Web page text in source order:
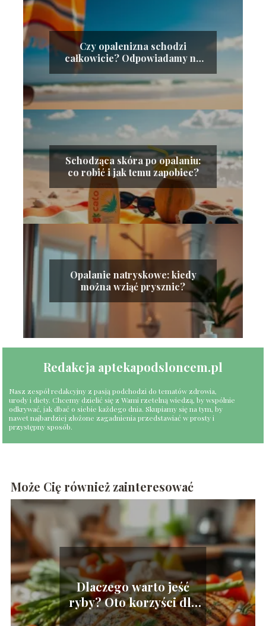
Czy opalenizna schodzi
całkowicie? Odpowiadamy na
Schodząca skóra po opalaniu:
co robić i jak temu zapobiec?
Opalanie natryskowe: kiedy
można wziąć prysznic?
Redakcja aptekapodsloncem.pl
Nasz zespół redakcyjny z pasją podchodzi do tematów zdrowia,
urody i diety. Chcemy dzielić się z Wami rzetelną wiedzą, by wspólnie
odkrywać, jak dbać o siebie każdego dnia. Skupiamy się na tym, by
nawet najbardziej złożone zagadnienia przedstawiać w prosty i
przystępny sposób.
Może Cię również zainteresować
Dlaczego warto jeść
ryby? Oto korzyści dla
zdrowia